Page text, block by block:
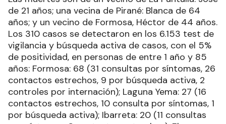
de 21 años; una vecina de Pirané: Blanca de 64
años; y un vecino de Formosa, Héctor de 44 años.
Los 310 casos se detectaron en los 6.153 test de
vigilancia y búsqueda activa de casos, con el 5%
de positividad, en personas de entre 1 año y 85
años: Formosa: 68 (31 consultas por síntomas, 26
contactos estrechos, 9 por búsqueda activa, 2
controles por internación); Laguna Yema: 27 (16
contactos estrechos, 10 consulta por síntomas, 1
por búsqueda activa); Ibarreta: 20 (11 consultas